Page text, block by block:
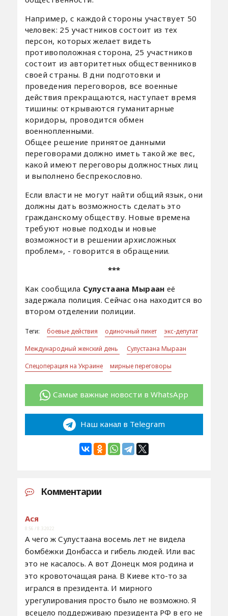
Например, с каждой стороны участвует 50
человек: 25 участников состоит из тех
персон, которых желает видеть
противоположная сторона, 25 участников
состоит из авторитетных общественников
своей страны. В дни подготовки и
проведения переговоров, все военные
действия прекращаются, наступает время
тишины: открываются гуманитарные
коридоры, проводится обмен
военнопленными. ​
Общее решение принятое данными
переговорами должно иметь такой же вес,
какой имеют переговоры должностных лиц
и выполнено беспрекословно.
Если власти не могут найти общий язык, они
должны дать возможность сделать это ​
гражданскому обществу. Новые времена
требуют новые подходы и новые
возможности в решении архисложных
проблем», - говорится в обращении.
***
Как сообщила Сулустаана Мыраан её
задержала полиция. Сейчас она находится во
втором отделении полиции.
Теги: боевые действия одиночный пикет
экс-депутат
Международный женский день
Сулустаана Мыраан
Спецоперация на Украине
мирные переговоры
Самые важные новости в WhatsApp
Наш канал в Telegram
Комментарии
Ася
8:56 / 8.3.2022
А чего ж Сулустаана восемь лет не видела
бомбёжки Донбасса и гибель людей. Или вас
это не касалось. А вот Донецк моя родина и
это кровоточащая рана. В Киеве кто-то за
игрался в президента. И мирного
урегулирования просто было не возможно. Я
всецело поддерживаю президента РФ в его не